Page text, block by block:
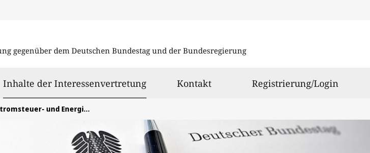
gegenüber dem Deutschen Bundestag und der Bundesregierung
Inhalte der Interessenvertretungausgewählt
Kontakt Registrierung/Login
für bidirektionales Laden